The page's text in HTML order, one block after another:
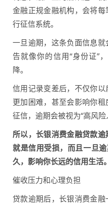
金融正规金融机构，会将
行征信系统。
一旦逾期，这条负面信息
告就像你的信用“身份证”
降。
信用记录变差后，不仅你
更加困难，甚至会影响你
征信，逾期会被视为“高风险
所以，长银消费金融贷款
就是信用受损，而且一旦
久，影响你长远的信用生活。
催收压力和心理负担
贷款逾期后，长银消费金